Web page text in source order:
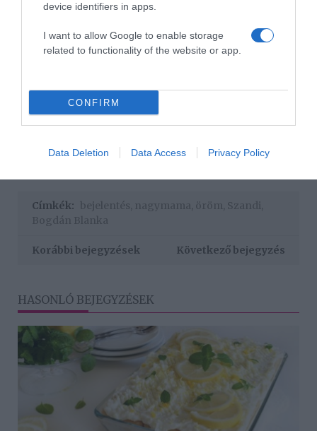
device identifiers in apps.
I want to allow Google to enable storage
related to functionality of the website or app.
CONFIRM
Data Deletion Data Access Privacy Policy
Címkék: bejelentés nagymama öröm Szandi
Bogdán Blanka
Korábbi bejegyzések Következő bejegyzés
HASONLÓ BEJEGYZÉSEK